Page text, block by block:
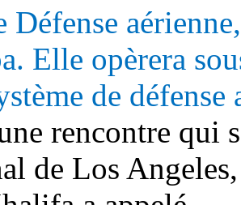
Défense
Elle opèrera
de
rencontre qui
de Los